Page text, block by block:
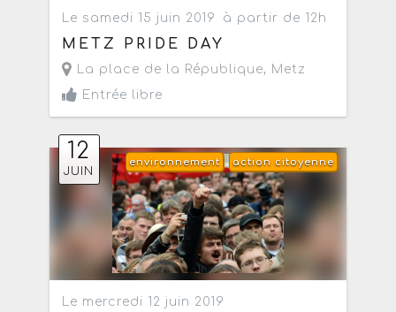
Le samedi 15 juin 2019 à partir de 12h
METZ PRIDE DAY
La place de la République, Metz
Entrée libre
12
JUIN
action citoyenne
environnement
Le mercredi 12 juin 2019